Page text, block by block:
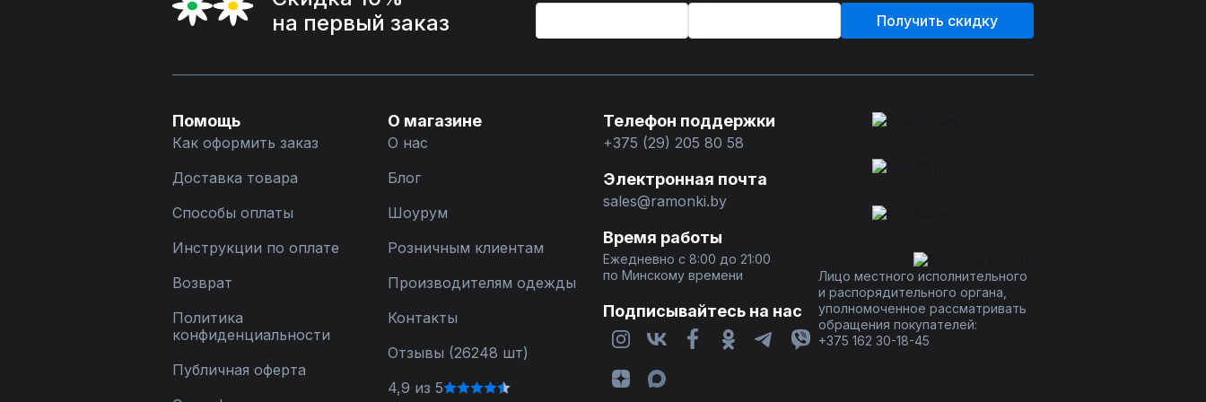
на первый заказ
Получить скидку
Помощь
Как оформить заказ
Доставка товара
Способы оплаты
Инструкции по оплате
Возврат
Политика
конфиденциальности
Публичная оферта
О магазине
О нас
Блог
Шоурум
Розничным клиентам
Производителям одежды
Контакты
Отзывы (26248 шт)
4,9 из 5
Телефон поддержки
+375 (29) 205 80 58
Электронная почта
sales@ramonki.by
Время работы
Ежедневно с 8:00 до 21:00
по Минскому времени
Подписывайтесь на нас
Лицо местного исполнительного
и распорядительного органа,
уполномоченное рассматривать
обращения покупателей:
+375 162 30-18-45